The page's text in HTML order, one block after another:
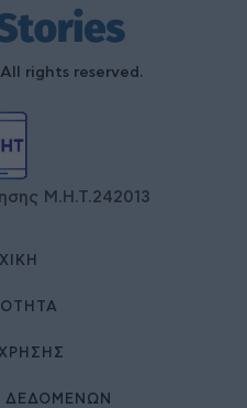
rights reserved.
Μ.Η.Τ.242013
ΔΕΔΟΜΕΝΩΝ